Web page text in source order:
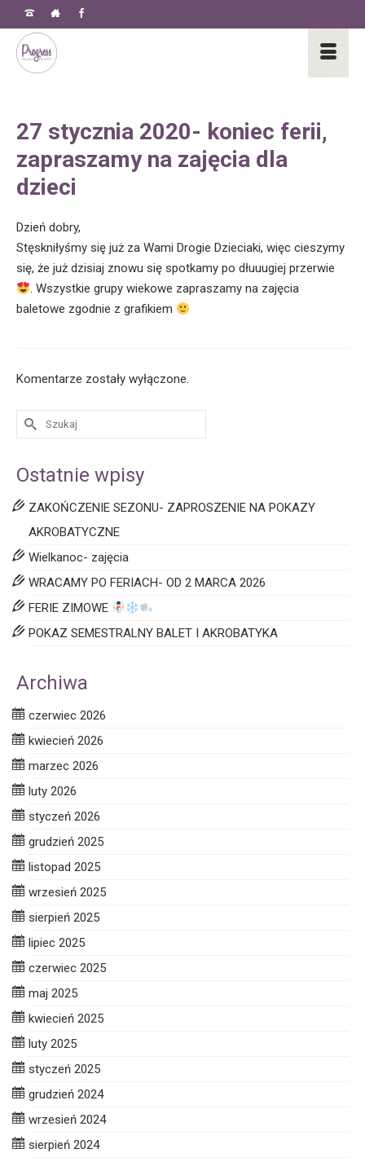
27 stycznia 2020- koniec ferii,
zapraszamy na zajęcia dla
dzieci
Dzień dobry,
Stęskniłyśmy się już za Wami Drogie Dzieciaki, więc cieszymy
się, że już dzisiaj znowu się spotkamy po dłuuugiej przerwie
. Wszystkie grupy wiekowe zapraszamy na zajęcia
baletowe zgodnie z grafikiem
Komentarze zostały wyłączone.
Ostatnie wpisy
ZAKOŃCZENIE SEZONU- ZAPROSZENIE NA POKAZY
AKROBATYCZNE
Wielkanoc- zajęcia
WRACAMY PO FERIACH- OD 2 MARCA 2026
FERIE ZIMOWE
POKAZ SEMESTRALNY BALET I AKROBATYKA
Archiwa
czerwiec 2026
kwiecień 2026
marzec 2026
luty 2026
styczeń 2026
grudzień 2025
listopad 2025
wrzesień 2025
sierpień 2025
lipiec 2025
czerwiec 2025
maj 2025
kwiecień 2025
luty 2025
styczeń 2025
grudzień 2024
wrzesień 2024
sierpień 2024